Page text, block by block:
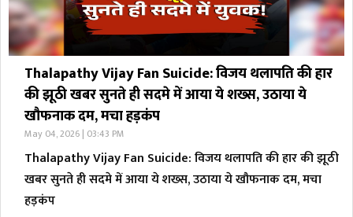
Thalapathy Vijay Fan Suicide: विजय थलापति की हार
की झूठी खबर सुनते ही सदमे में आया ये शख्स, उठाया ये
खौफनाक दम, मचा हड़कंप
May 04, 2026 | 03:43 PM
Thalapathy Vijay Fan Suicide: विजय थलापति की हार की झूठी
खबर सुनते ही सदमे में आया ये शख्स, उठाया ये खौफनाक दम, मचा
हड़कंप